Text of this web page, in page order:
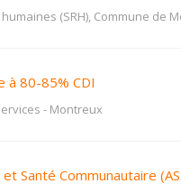
(SRH), Commune de
à 80-85% CDI
- Montreux
Santé Communautaire